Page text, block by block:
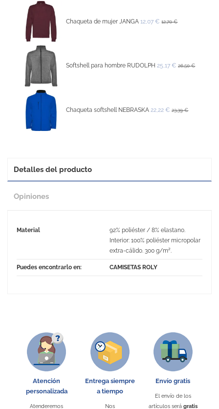
Chaqueta de mujer JANGA 12,07 € 12,70 €
Softshell para hombre RUDOLPH 25,17 € 26,50 €
Chaqueta softshell NEBRASKA 22,22 € 23,39 €
Detalles del producto
Opiniones
Material
92% poliéster / 8% elastano.
Interior: 100% poliéster micropolar
extra-cálido. 300 g/m².
Puedes encontrarlo en: CAMISETAS ROLY
Atención
personalizada
Atenderemos
Entrega siempre
a tiempo
Nos
Envío gratis
El envío de los
artículos será gratis